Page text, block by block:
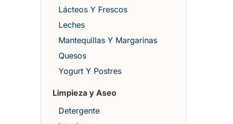
Lácteos Y Frescos
Leches
Mantequillas Y Margarinas
Quesos
Yogurt Y Postres
Limpieza y Aseo
Detergente